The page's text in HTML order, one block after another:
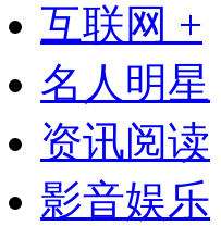
互联网 +
名人明星
资讯阅读
影音娱乐